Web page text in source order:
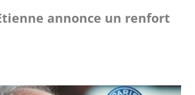
annonce un renfort